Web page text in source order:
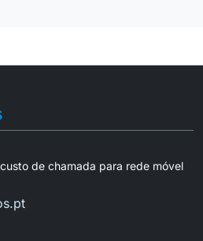
de chamada para rede móvel